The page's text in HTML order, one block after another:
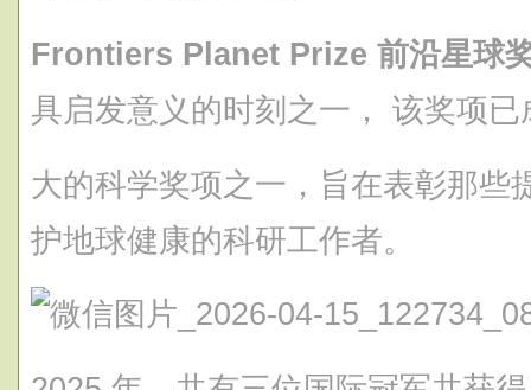
Frontiers Planet Prize 前沿星球
具启发意义的时刻之一， 该奖项已
大的科学奖项之一，旨在表彰那些
护地球健康的科研工作者。